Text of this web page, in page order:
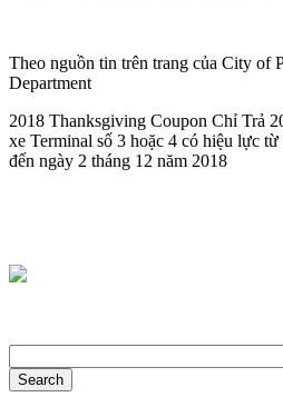
Theo nguồn tin trên trang của City of
Department
2018 Thanksgiving Coupon Chỉ Trả
xe Terminal số 3 hoặc 4 có hiệu lực
đến ngày 2 tháng 12 năm 2018